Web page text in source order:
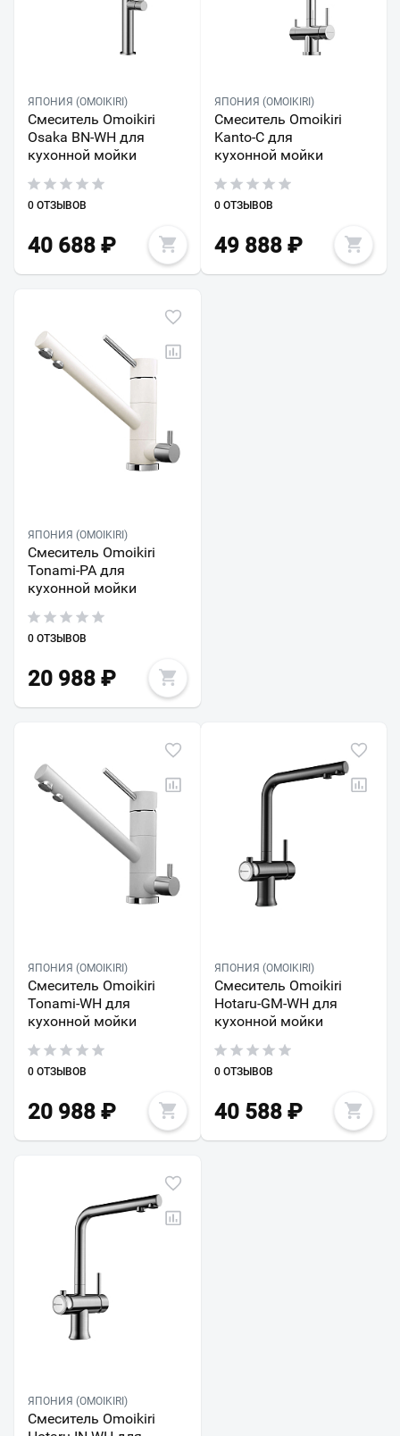
ЯПОНИЯ (OMOIKIRI)
Смеситель Omoikiri
Osaka BN-WH для
кухонной мойки
0 ОТЗЫВОВ
40 688 ₽
ЯПОНИЯ (OMOIKIRI)
Смеситель Omoikiri
Kanto-С для
кухонной мойки
0 ОТЗЫВОВ
49 888₽
ЯПОНИЯ (OMOIKIRI)
Смеситель Omoikiri
Tonami-PA для
кухонной мойки
0 ОТЗЫВОВ
20 988 ₽
ЯПОНИЯ (OMOIKIRI)
Смеситель Omoikiri
Tonami-WH для
кухонной мойки
0 ОТЗЫВОВ
20 988 ₽
ЯПОНИЯ (OMOIKIRI)
Смеситель Omoikiri
Hotaru-GM-WH для
кухонной мойки
0 ОТЗЫВОВ
40 588₽
ЯПОНИЯ (OMOIKIRI)
Смеситель Omoikiri